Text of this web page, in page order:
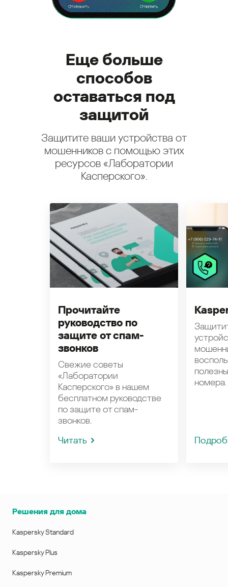
Еще больше
способов
оставаться под
защитой
Защитите ваши устройства от
мошенников с помощью этих
ресурсов «Лаборатории
Касперского».
Прочитайте
руководство по
защите от спам-
звонков
Свежие советы
«Лаборатории
Касперского» в нашем
бесплатном руководстве
по защите от спам-
звонков.
Читать
номера.
Решения для дома
Kaspersky Standard
Kaspersky Plus
Kaspersky Premium